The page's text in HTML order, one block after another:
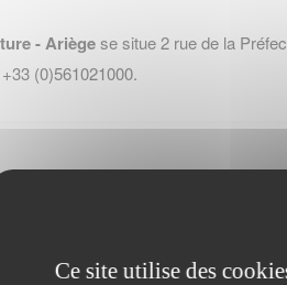
- Ariègese situe 2 rue de la
(0)561021000.
Ce site utilise des